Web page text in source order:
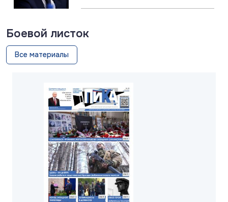
Боевой листок
Все материалы